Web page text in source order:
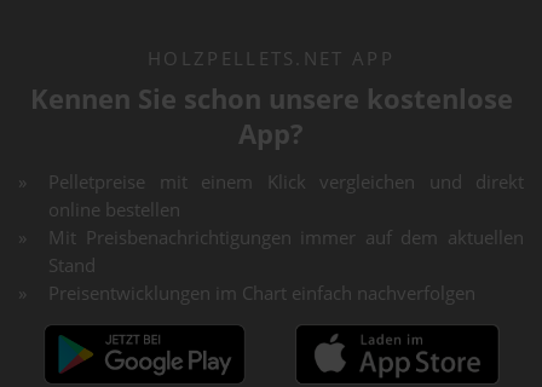
HOLZPELLETS.NET APP
Kennen Sie schon unsere kostenlose
App?
Pelletpreise mit einem Klick vergleichen und direkt
online bestellen
Mit Preisbenachrichtigungen immer auf dem aktuellen
Stand
Preisentwicklungen im Chart einfach nachverfolgen